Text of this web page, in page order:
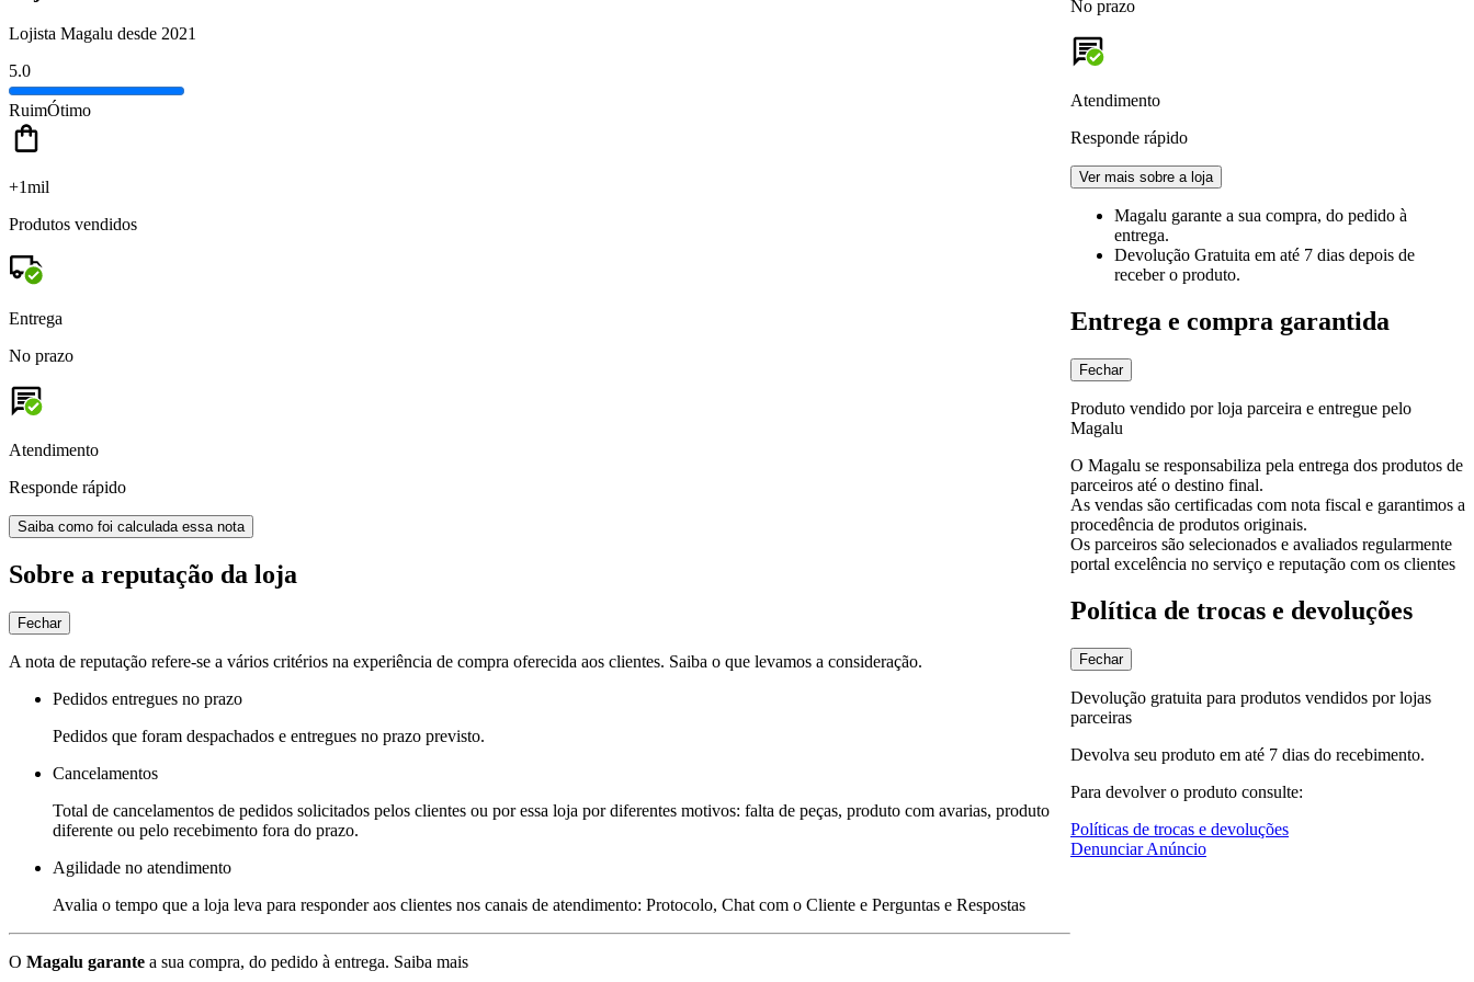
Lojista Magalu desde 2021
5.0
RuimÓtimo
+1mil
Produtos vendidos
Entrega
No prazo
Atendimento
Responde rápido
Saiba como foi calculada essa nota
Sobre a reputação da loja
Fechar
A nota de reputação refere-se a vários critérios na experiência de compra oferecida aos clientes. Saiba o que levamos a consideração.
Pedidos entregues no prazo
Pedidos que foram despachados e entregues no prazo previsto.
Cancelamentos
Total de cancelamentos de pedidos solicitados pelos clientes ou por essa loja por diferentes motivos: falta de peças, produto com avarias, produto
diferente ou pelo recebimento fora do prazo.
Agilidade no atendimento
Avalia o tempo que a loja leva para responder aos clientes nos canais de atendimento: Protocolo, Chat com o Cliente e Perguntas e Respostas
O Magalu garante a sua compra, do pedido à entrega. Saiba mais
No prazo
Atendimento
Responde rápido
Ver mais sobre a loja
Magalu garante a sua compra, do pedido à
entrega.
Devolução Gratuita em até 7 dias depois de
receber o produto.
Entrega e compra garantida
Fechar
Produto vendido por loja parceira e entregue pelo
Magalu
O Magalu se responsabiliza pela entrega dos produtos de
parceiros até o destino final.
As vendas são certificadas com nota fiscal e garantimos a
procedência de produtos originais.
Os parceiros são selecionados e avaliados regularmente
portal excelência no serviço e reputação com os clientes
Política de trocas e devoluções
Fechar
Devolução gratuita para produtos vendidos por lojas
parceiras
Devolva seu produto em até 7 dias do recebimento.
Para devolver o produto consulte:
Políticas de trocas e devoluções
Denunciar Anúncio